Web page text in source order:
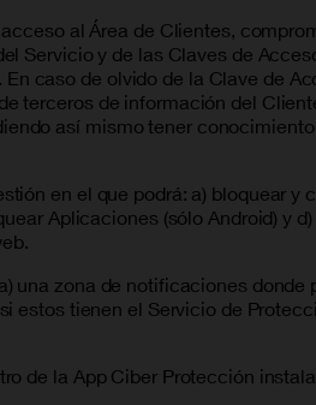
al Área de Clientes,
Servicio y de las Claves de
caso de olvido de la Clave de
terceros de información del
así mismo tener
en el que podrá: a) bloquear
Aplicaciones (sólo Android) y
zona de notificaciones
estos tienen el Servicio de
de la App Ciber Protección